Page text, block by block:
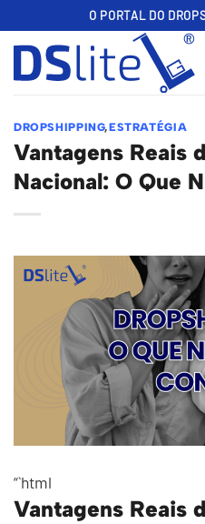
to
content
O PORTAL DO
DROPSHIPPING,ESTRATÉGIA
Vantagens Reais
Nacional: O Que
“`html
Vantagens Reais